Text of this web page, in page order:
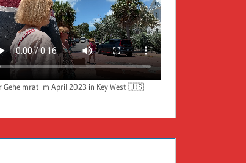
Geheimrat im April 2023 in Key West 🇺🇸